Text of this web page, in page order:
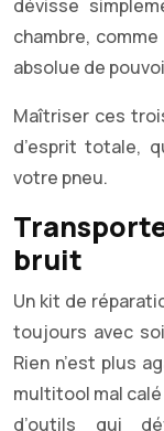
dévisse
chambre,
absolue de
Maîtriser ces
d’esprit totale,
votre pneu.
bruit
Un kit de
toujours avec
Rien n’est plus
multitool mal
d’outils qui